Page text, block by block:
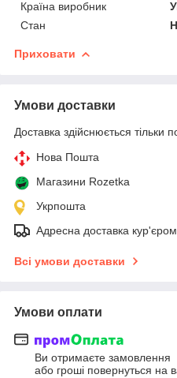
Країна виробник
Стан
Приховати
Умови доставки
Доставка здійснюється тільки
Нова Пошта
Магазини Rozetka
Укрпошта
Адресна доставка кур'єром
Всі умови доставки
Умови оплати
Ви отримаєте замовлення
або гроші повернуться на